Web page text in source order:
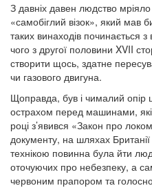
З давніх давен людство
«самобіглий візок», який мав
таких винаходів починається з
чого з другої половини XVII
створити щось, здатне
чи газового двигуна.
Щоправда, був і чималий опір
острахом перед машинами,
році з’явився «Закон про
документу, на шляхах
технікою повинна була йти
оточуючих про небезпеку, а
червоним прапором та